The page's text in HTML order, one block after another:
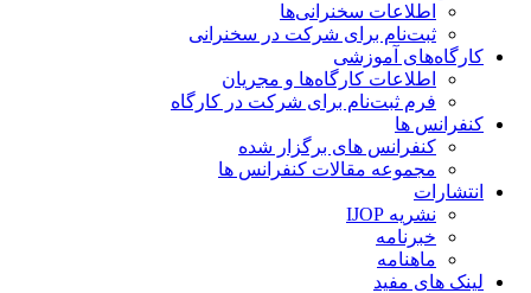
اطلاعات سخنرانی‌‌ها
ثبت‌نام برای شرکت در سخنرانی
کارگاه‌های آموزشی
اطلاعات کارگاه‌ها و مجریان
فرم ثبت‌نام برای شرکت در کارگاه
کنفرانس ها
کنفرانس های برگزار شده
مجموعه مقالات کنفرانس ها
انتشارات
نشریه IJOP
خبرنامه
ماهنامه
لینک های مفید